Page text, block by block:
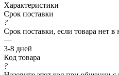
Характеристики
Срок поставки
?
Срок поставки, если товара нет в
—
3-8 дней
Код товара
?